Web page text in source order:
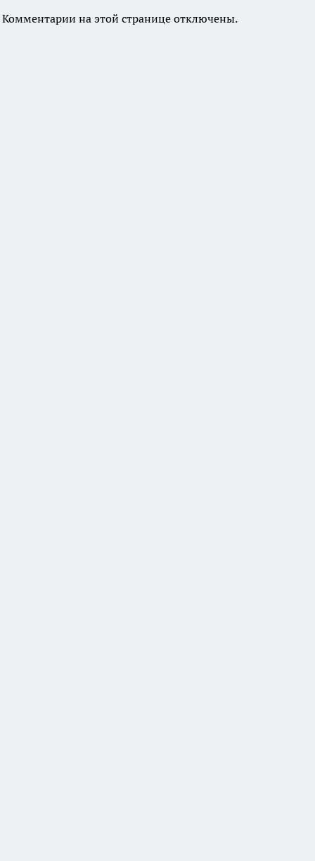
Комментарии на этой странице отключены.